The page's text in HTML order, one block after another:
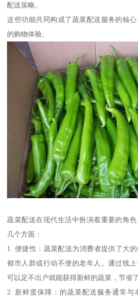
配送策略。
这些功能共同构成了蔬菜配送服务的核心
的购物体验。
蔬菜配送在现代生活中扮演着重要的角
几个方面：
1. 便捷性：蔬菜配送为消费者提供了大
都市人群或行动不便的老年人。通过线
可以足不出户就能获得新鲜的蔬菜，节省
2. 新鲜度保障：的蔬菜配送服务通常与